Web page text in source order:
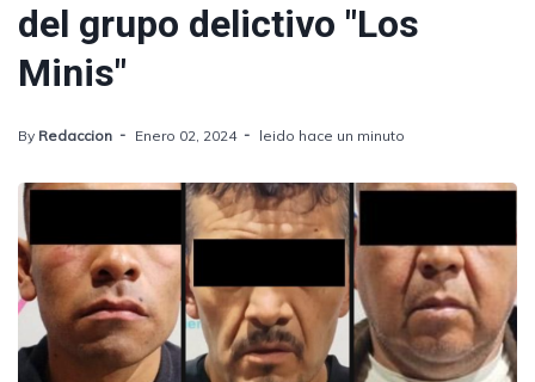
del grupo delictivo "Los
Minis"
By Redaccion Enero 02, 2024 leido hace un minuto